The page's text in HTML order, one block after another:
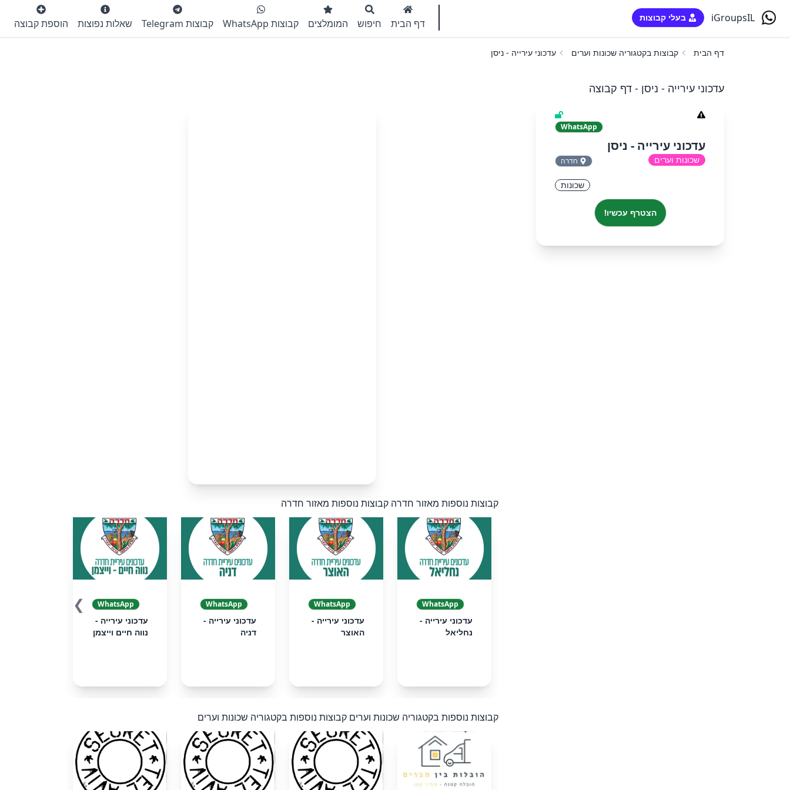
iGroupsIL בעלי קבוצות דף הבית חיפוש המומלצים קבוצות WhatsApp קבוצות Telegram שאלות נפוצות הוספת קבוצה
דף הבית קבוצות בקטגוריה שכונות וערים עדכוני עירייה - ניסן
עדכוני עירייה - ניסן - דף קבוצה
WhatsApp
עדכוני עירייה - ניסן
שכונות וערים חדרה
שכונות
הצטרף עכשיו!
קבוצות נוספות מאזור חדרה קבוצות נוספות מאזור חדרה
WhatsApp
עדכוני עירייה -
נחליאל
WhatsApp
עדכוני עירייה -
האוצר
WhatsApp
עדכוני עירייה -
דניה
WhatsApp
עדכוני עירייה -
נווה חיים וייצמן
❯
קבוצות נוספות בקטגוריה שכונות וערים קבוצות נוספות בקטגוריה שכונות וערים